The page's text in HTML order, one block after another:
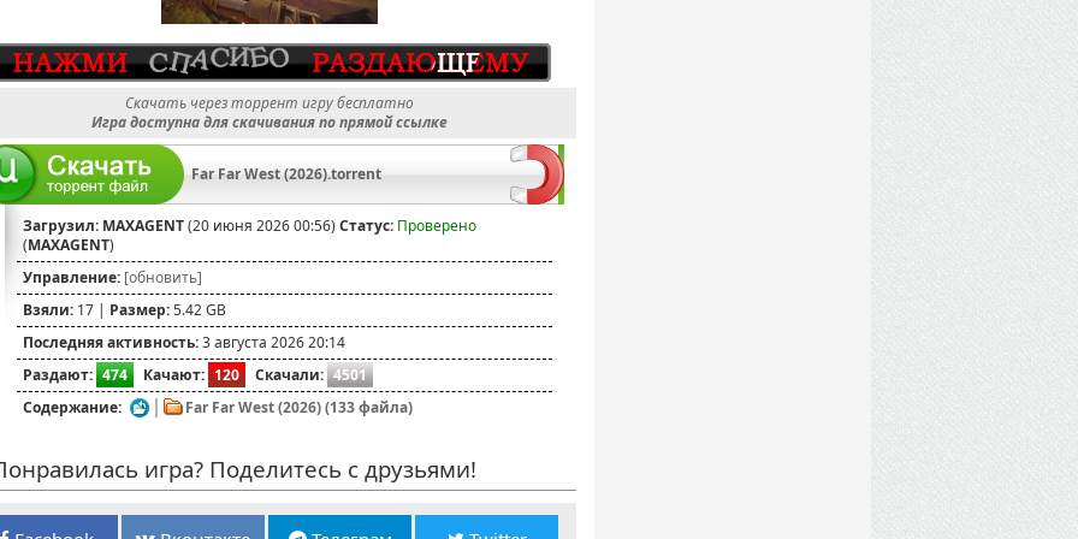
Скачать через торрент игру бесплатно
Игра доступна для скачивания по прямой ссылке
Far Far West (2026).torrent
Загрузил: MAXAGENT(20 июня 2026 00:56) Статус: Проверено
(MAXAGENT)
Управление: [обновить]
Взяли: 17 | Размер:5.42 GB
Последняя активность:3 августа 2026 20:14
Раздают: 474 Качают: 120 Скачали: 4501
Содержание:
Far Far West (2026) (133 файла)
игра? Поделитесь с друзьями!